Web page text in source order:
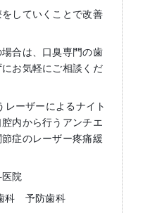
していくことで改善
合は、口臭専門の歯
お気軽にご相談くだ
レーザーによるナイト
内から行うアンチエ
症のレーザー疼痛緩
院
科 予防歯科